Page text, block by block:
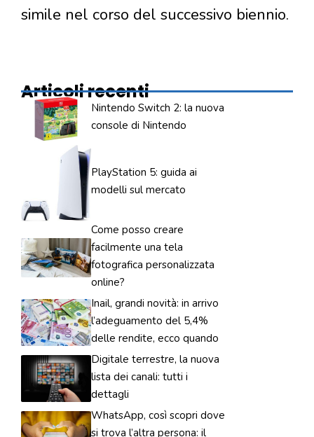
simile nel corso del successivo biennio.
Articoli recenti
Nintendo Switch 2: la nuova
console di Nintendo
PlayStation 5: guida ai
modelli sul mercato
Come posso creare
facilmente una tela
fotografica personalizzata
online?
Inail, grandi novità: in arrivo
l’adeguamento del 5,4%
delle rendite, ecco quando
Digitale terrestre, la nuova
lista dei canali: tutti i
dettagli
WhatsApp, così scopri dove
si trova l’altra persona: il